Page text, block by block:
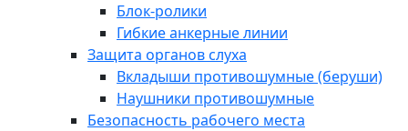
Блок-ролики
Гибкие анкерные линии
Защита органов слуха
Вкладыши противошумные (беруши)
Наушники противошумные
Безопасность рабочего места